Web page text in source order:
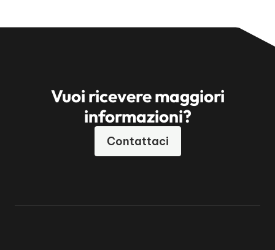
Vuoi ricevere maggiori
informazioni?
Contattaci